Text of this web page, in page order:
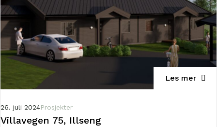
Villavegen 75, Illseng
26. juli 2024Prosjekter
Les mer